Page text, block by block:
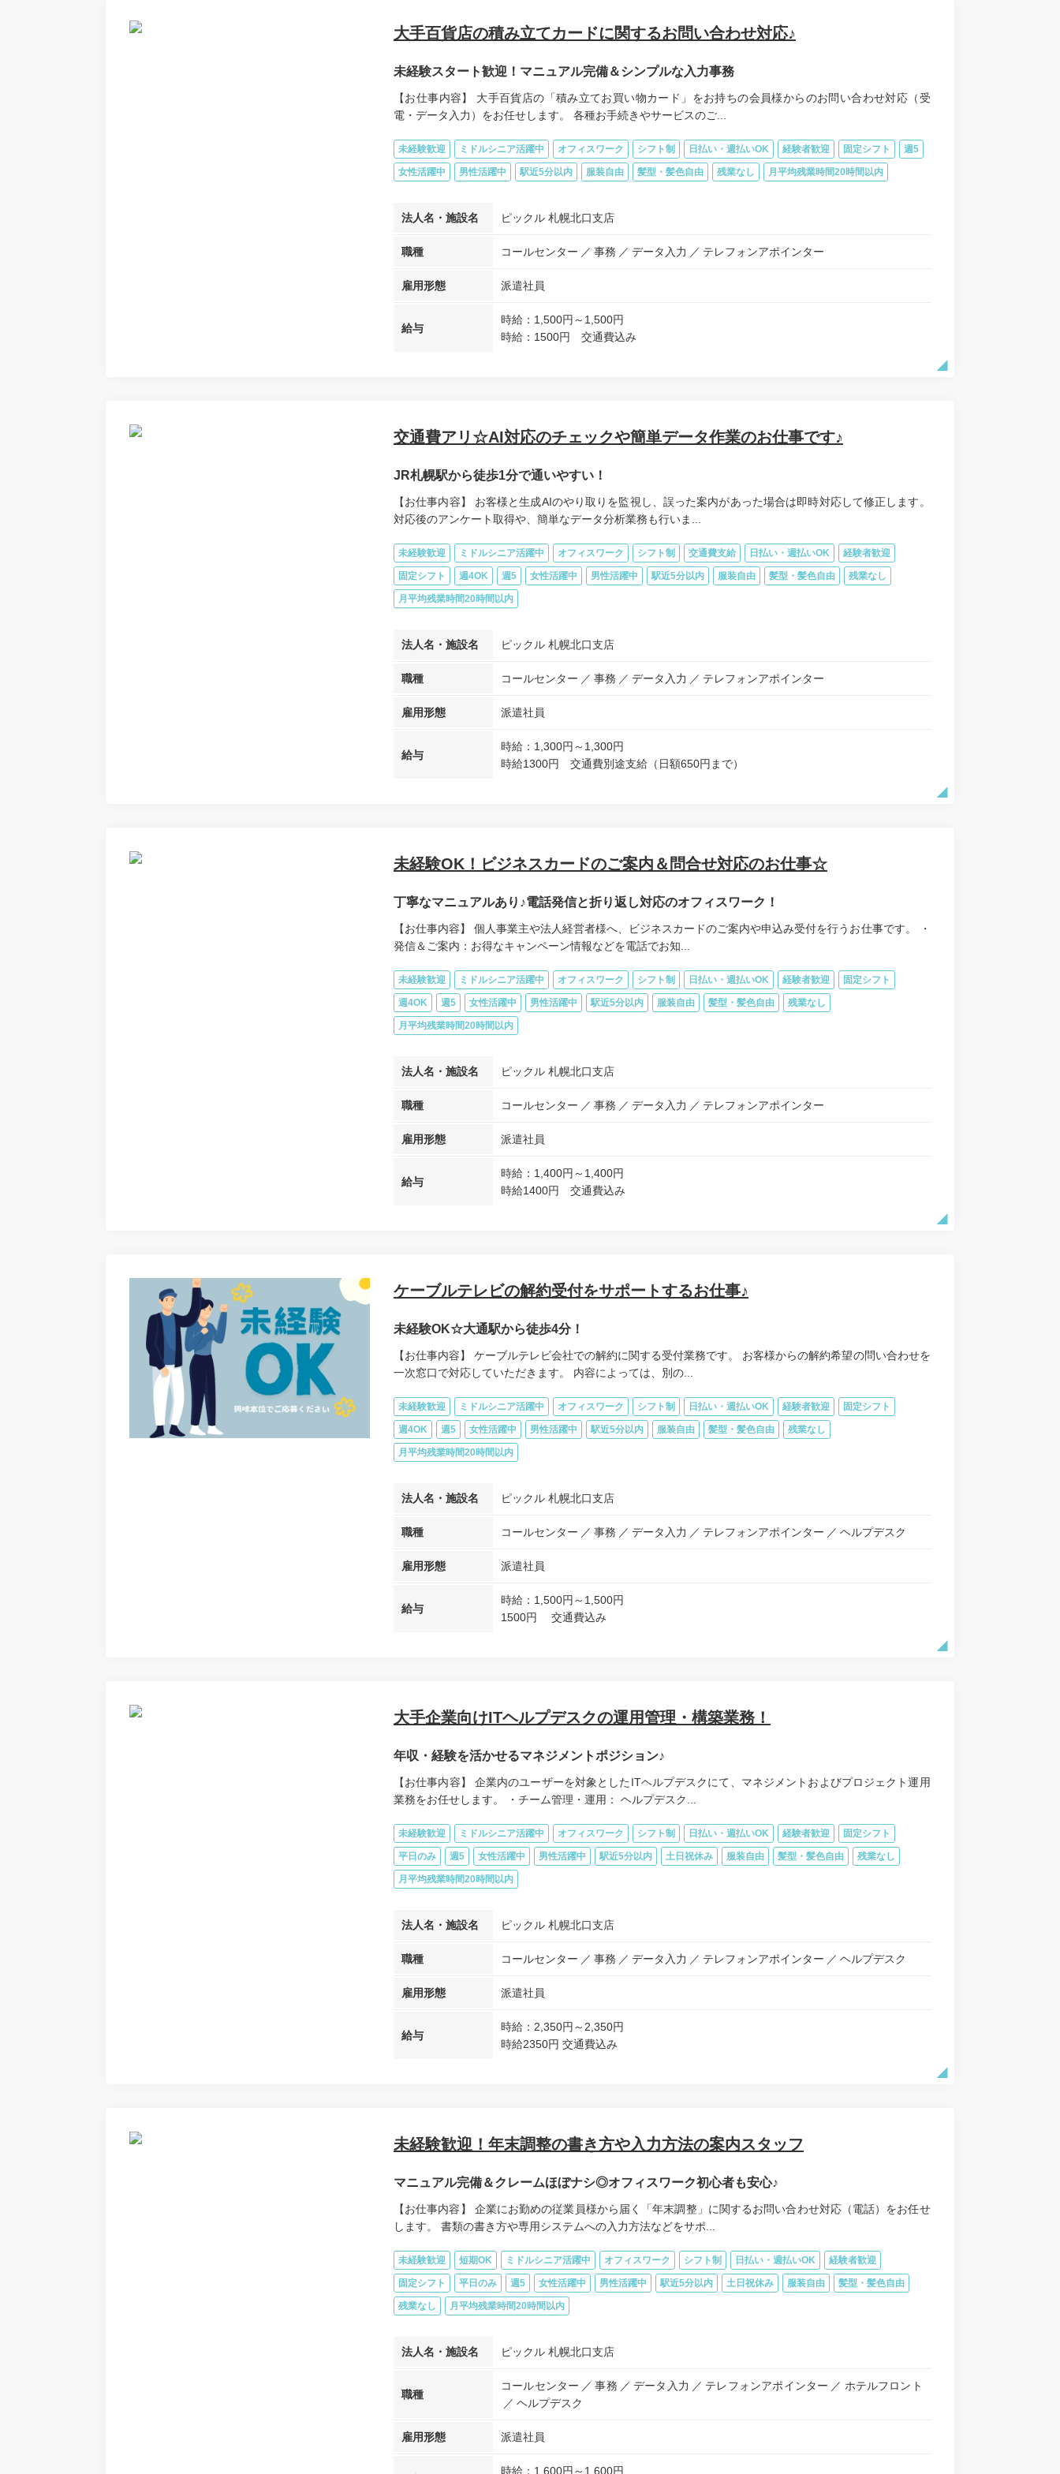
大手百貨店の積み立てカードに関するお問い合わせ対応♪
未経験スタート歓迎！マニュアル完備＆シンプルな入力事務
【お仕事内容】 大手百貨店の「積み立てお買い物カード」をお持ちの会員様からのお問い合わせ対応（受
電・データ入力）をお任せします。 各種お手続きやサービスのご...
未経験歓迎 ミドルシニア活躍中 オフィスワーク シフト制 日払い・週払いOK 経験者歓迎 固定シフト 週5
女性活躍中 男性活躍中 駅近5分以内 服装自由 髪型・髪色自由 残業なし 月平均残業時間20時間以内
法人名・施設名 ピックル 札幌北口支店
職種 コールセンター 事務 データ入力 テレフォンアポインター
雇用形態 派遣社員
給与
時給：1,500円～1,500円
時給：1500円 交通費込み
交通費アリ☆AI対応のチェックや簡単データ作業のお仕事です♪
JR札幌駅から徒歩1分で通いやすい！
【お仕事内容】 お客様と生成AIのやり取りを監視し、誤った案内があった場合は即時対応して修正します。
対応後のアンケート取得や、簡単なデータ分析業務も行いま...
未経験歓迎 ミドルシニア活躍中 オフィスワーク シフト制 交通費支給 日払い・週払いOK 経験者歓迎
固定シフト 週4OK 週5 女性活躍中 男性活躍中 駅近5分以内 服装自由 髪型・髪色自由 残業なし
月平均残業時間20時間以内
法人名・施設名 ピックル 札幌北口支店
職種 コールセンター 事務 データ入力 テレフォンアポインター
雇用形態 派遣社員
給与
時給：1,300円～1,300円
時給1300円 交通費別途支給（日額650円まで）
未経験OK！ビジネスカードのご案内＆問合せ対応のお仕事☆
丁寧なマニュアルあり♪電話発信と折り返し対応のオフィスワーク！
【お仕事内容】 個人事業主や法人経営者様へ、ビジネスカードのご案内や申込み受付を行うお仕事です。 ・
発信＆ご案内：お得なキャンペーン情報などを電話でお知...
未経験歓迎 ミドルシニア活躍中 オフィスワーク シフト制 日払い・週払いOK 経験者歓迎 固定シフト
週4OK 週5 女性活躍中 男性活躍中 駅近5分以内 服装自由 髪型・髪色自由 残業なし
月平均残業時間20時間以内
法人名・施設名 ピックル 札幌北口支店
職種 コールセンター 事務 データ入力 テレフォンアポインター
雇用形態 派遣社員
給与
時給：1,400円～1,400円
時給1400円 交通費込み
ケーブルテレビの解約受付をサポートするお仕事♪
未経験OK☆大通駅から徒歩4分！
【お仕事内容】 ケーブルテレビ会社での解約に関する受付業務です。 お客様からの解約希望の問い合わせを
一次窓口で対応していただきます。 内容によっては、別の...
未経験歓迎 ミドルシニア活躍中 オフィスワーク シフト制 日払い・週払いOK 経験者歓迎 固定シフト
週4OK 週5 女性活躍中 男性活躍中 駅近5分以内 服装自由 髪型・髪色自由 残業なし
月平均残業時間20時間以内
法人名・施設名 ピックル 札幌北口支店
職種 コールセンター 事務 データ入力 テレフォンアポインター ヘルプデスク
雇用形態 派遣社員
給与
時給：1,500円～1,500円
1500円 交通費込み
大手企業向けITヘルプデスクの運用管理・構築業務！
年収・経験を活かせるマネジメントポジション♪
【お仕事内容】 企業内のユーザーを対象としたITヘルプデスクにて、マネジメントおよびプロジェクト運用
業務をお任せします。 ・チーム管理・運用： ヘルプデスク...
未経験歓迎 ミドルシニア活躍中 オフィスワーク シフト制 日払い・週払いOK 経験者歓迎 固定シフト
平日のみ 週5 女性活躍中 男性活躍中 駅近5分以内 土日祝休み 服装自由 髪型・髪色自由 残業なし
月平均残業時間20時間以内
法人名・施設名 ピックル 札幌北口支店
職種 コールセンター 事務 データ入力 テレフォンアポインター ヘルプデスク
雇用形態 派遣社員
給与
時給：2,350円～2,350円
時給2350円 交通費込み
未経験歓迎！年末調整の書き方や入力方法の案内スタッフ
マニュアル完備＆クレームほぼナシ◎オフィスワーク初心者も安心♪
【お仕事内容】 企業にお勤めの従業員様から届く「年末調整」に関するお問い合わせ対応（電話）をお任せ
します。 書類の書き方や専用システムへの入力方法などをサポ...
未経験歓迎 短期OK ミドルシニア活躍中 オフィスワーク シフト制 日払い・週払いOK 経験者歓迎
固定シフト 平日のみ 週5 女性活躍中 男性活躍中 駅近5分以内 土日祝休み 服装自由 髪型・髪色自由
残業なし 月平均残業時間20時間以内
法人名・施設名 ピックル 札幌北口支店
職種
コールセンター 事務 データ入力 テレフォンアポインター
ホテルフロント
ヘルプデスク
雇用形態 派遣社員
時給：1,600円～1,600円